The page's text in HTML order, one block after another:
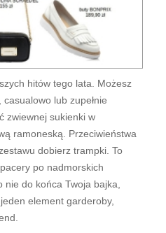
hitów tego lata. Możesz
lub zupełnie
zwiewnej sukienki w
ramoneską. Przeciwieństwa
dobierz trampki. To
po nadmorskich
do końca Twoja bajka,
element garderoby,